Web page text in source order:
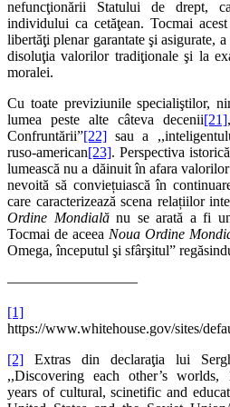
nefuncţionării Statului de drept,
individului ca cetăţean. Tocmai
libertăţi plenar garantate şi asigurate,
disoluţia valorilor tradiţionale şi la
moralei.
Cu toate previziunile specialiştilor,
lumea peste alte câteva decenii[21]
Confruntării”[22] sau a
ruso-american[23]. Perspectiva
lumească nu a dăinuit în afara
nevoită să conviețuiască în
care caracterizează scena relațiilor
Ordine Mondialănu se arată a fi
Tocmai de aceea Noua Ordine
Omega, începutul şi sfârşitul”
—————————
[1]
https://www.whitehouse.gov/sites/
[2] Extras din declaraţia lui
,,Discovering each other’s
years of cultural, scinetific and